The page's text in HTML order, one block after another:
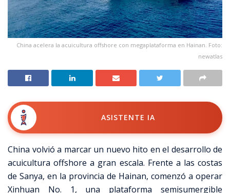
China acelera la acuicultura offshore con megaplataforma en Hainan. Foto:
newatlas
ASISTENTE IA
China volvió a marcar un nuevo hito en el desarrollo de
acuicultura offshore a gran escala. Frente a las costas
de Sanya, en la provincia de Hainan, comenzó a operar
Xinhuan No. 1, una plataforma semisumergible